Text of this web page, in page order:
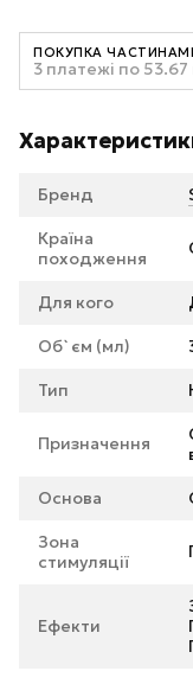
ПОКУПКА
3 платежі по 53.67
Бренд
Країна
походження
Для кого
Об`єм (мл)
Тип
Призначення
Основа
Зона
стимуляції
Ефекти